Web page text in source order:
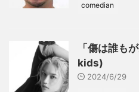
comedian
「傷は誰も
kids)
2024/6/29